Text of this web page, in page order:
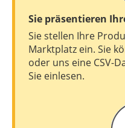
Sie präsentieren
Sie stellen Ihre
Marktplatz ein. Sie
oder uns eine CSV-
Sie einlesen.